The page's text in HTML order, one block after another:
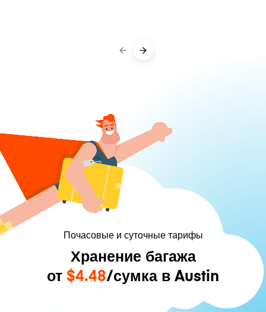
Почасовые и суточные тарифы
Хранение багажа
от $4.48/сумка в Austin